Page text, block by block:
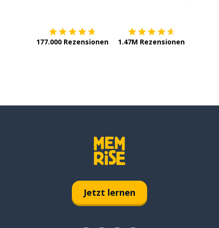
177.000 Rezensionen 1.47M Rezensionen
Jetzt lernen